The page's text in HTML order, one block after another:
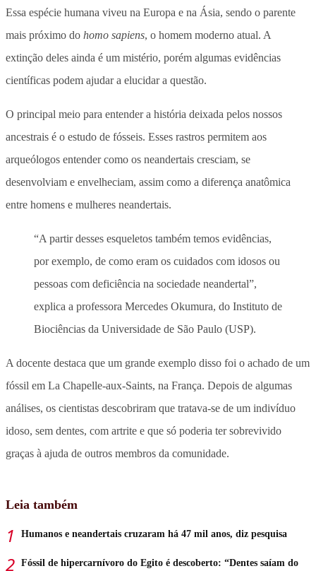
Essa espécie humana viveu na Europa e na Ásia, sendo o parente
mais próximo do homo sapiens, o homem moderno atual. A
extinção deles ainda é um mistério, porém algumas evidências
científicas podem ajudar a elucidar a questão.
O principal meio para entender a história deixada pelos nossos
ancestrais é o estudo de fósseis. Esses rastros permitem aos
arqueólogos entender como os neandertais cresciam, se
desenvolviam e envelheciam, assim como a diferença anatômica
entre homens e mulheres neandertais.
“A partir desses esqueletos também temos evidências,
por exemplo, de como eram os cuidados com idosos ou
pessoas com deficiência na sociedade neandertal”,
explica a professora Mercedes Okumura, do Instituto de
Biociências da Universidade de São Paulo (USP).
A docente destaca que um grande exemplo disso foi o achado de um
fóssil em La Chapelle-aux-Saints, na França. Depois de algumas
análises, os cientistas descobriram que tratava-se de um indivíduo
idoso, sem dentes, com artrite e que só poderia ter sobrevivido
graças à ajuda de outros membros da comunidade.
Leia também
Humanos e neandertais cruzaram há 47 mil anos, diz pesquisa
Fóssil de hipercarnívoro do Egito é descoberto: “Dentes saíam do